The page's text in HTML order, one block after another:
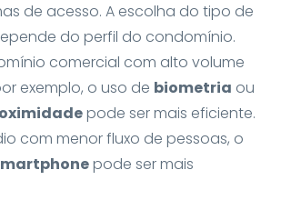
de acesso. A escolha do tipo de
do perfil do condomínio.
comercial com alto volume
exemplo, o uso de biometria ou
pode ser mais eficiente.
com menor fluxo de pessoas, o
pode ser mais